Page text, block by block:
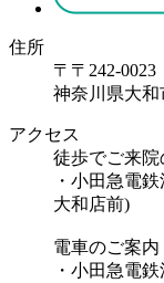
住所
〒〒242-0023
神奈川県大和
アクセス
徒歩でご来院
・小田急電
大和店前)
電車のご案内
・小田急電